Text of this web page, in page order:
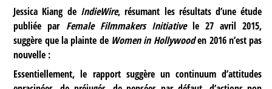
Jessica Kiang de IndieWire, résumant les résultats d’une étude
publiée par Female Filmmakers Initiativele 27 avril 2015,
suggère que la plainte de Women in Hollywooden 2016 n’est pas
nouvelle :
Essentiellement, le rapport suggère un continuum d’attitudes